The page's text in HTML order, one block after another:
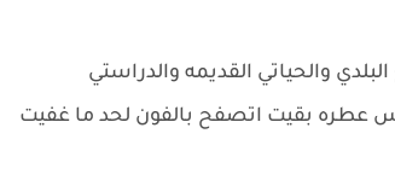
والحياتي القديمه والدراستي
عطره بقيت اتصفح بالفون لحد ما غفيت